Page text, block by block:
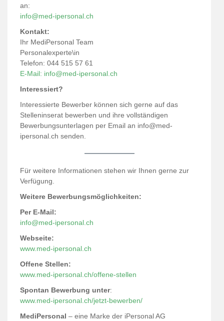
an:
info@med-ipersonal.ch
Kontakt:
Ihr MediPersonal Team
Personalexperte\in
Telefon: 044 515 57 61
E-Mail: info@med-ipersonal.ch
Interessiert?
Interessierte Bewerber können sich gerne auf das
Stelleninserat bewerben und ihre vollständigen
Bewerbungsunterlagen per Email an info@med-
ipersonal.ch senden.
Für weitere Informationen stehen wir Ihnen gerne zur
Verfügung.
Weitere Bewerbungsmöglichkeiten:
Per E-Mail:
info@med-ipersonal.ch
Webseite:
www.med-ipersonal.ch
Offene Stellen:
www.med-ipersonal.ch/offene-stellen
Spontan Bewerbung unter:
www.med-ipersonal.ch/jetzt-bewerben/
MediPersonal – eine Marke der iPersonal AG